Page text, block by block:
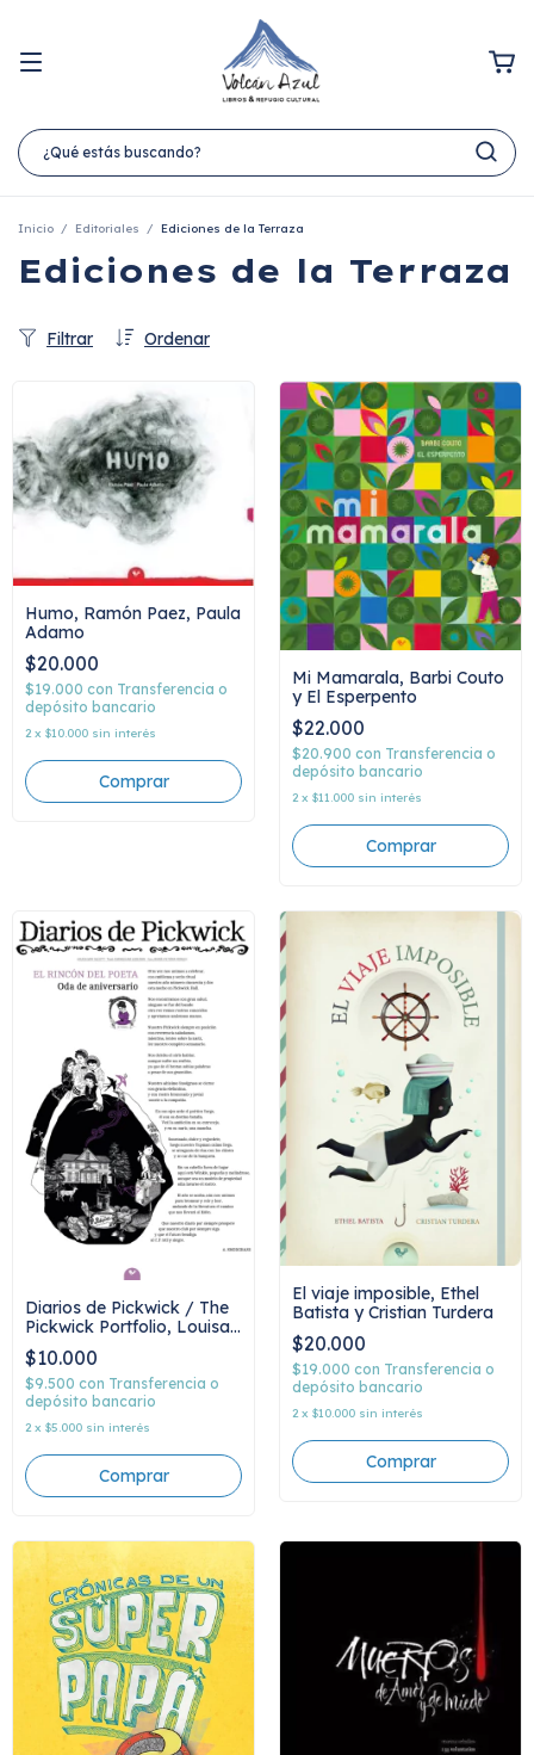
Inicio / Editoriales / Ediciones de la Terraza
Ediciones de la Terraza
Ordenar
Filtrar
Humo, Ramón Paez, Paula
Adamo
$20.000
$19.000 con Transferencia o
depósito bancario
2 x $10.000 sin interés
Mi Mamarala, Barbi Couto
y El Esperpento
$22.000
$20.900 con Transferencia o
depósito bancario
2 x $11.000 sin interés
Diarios de Pickwick / The
Pickwick Portfolio, Louisa
May Alcott y Maria
Victoria Robles
$10.000
$9.500 con Transferencia o
depósito bancario
2 x $5.000 sin interés
El viaje imposible, Ethel
Batista y Cristian Turdera
$20.000
$19.000 con Transferencia o
depósito bancario
2 x $10.000 sin interés